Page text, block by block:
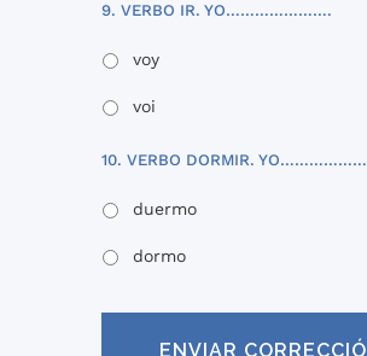
9. VERBO IR. YO………………….
voy
voi
10. VERBO DORMIR. YO………………
duermo
dormo